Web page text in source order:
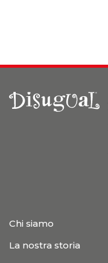
Chi siamo
La nostra storia